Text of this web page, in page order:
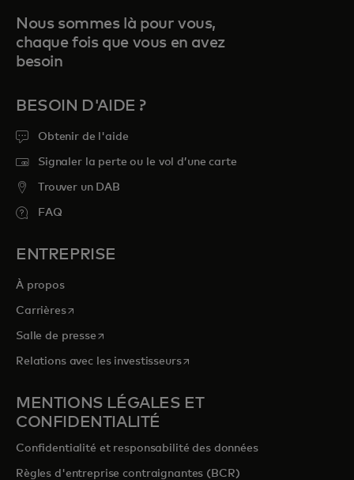
Nous sommes là pour vous,
chaque fois que vous en avez
besoin
BESOIN D'AIDE ?
Obtenir de l'aide
Signaler la perte ou le vol d’une carte
Trouver un DAB
FAQ
ENTREPRISE
À propos
Carrièress’ouvre dans un nouvel onglet
Salle de presses’ouvre dans un nouvel onglet
Relations avec les investisseurss’ouvre dans un nouvel onglet
MENTIONS LÉGALES ET
CONFIDENTIALITÉ
Confidentialité et responsabilité des données
Règles d'entreprise contraignantes (BCR)